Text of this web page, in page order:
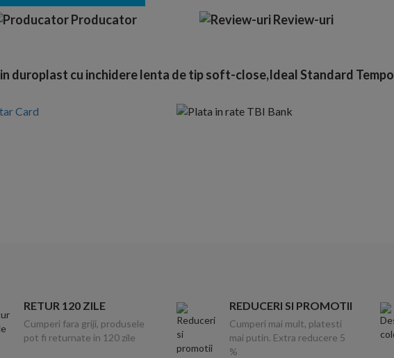
Producator
Review-uri
duroplast cu inchidere lenta de tip soft-close,Ideal Standard Tempo
RETUR 120 ZILE
Cumperi fara griji, produsele
pot fi returnate in 120 zile
REDUCERI SI PROMOTII
Cumperi mai mult, platesti
mai putin. Extra reducere 5
%